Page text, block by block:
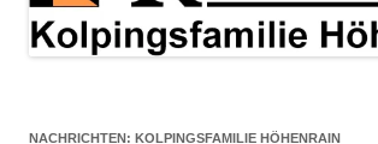
NACHRICHTEN: KOLPINGSFAMILIE HÖHENRAIN